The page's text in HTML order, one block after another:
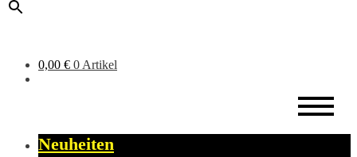
0,00 € 0 Artikel
Neuheiten